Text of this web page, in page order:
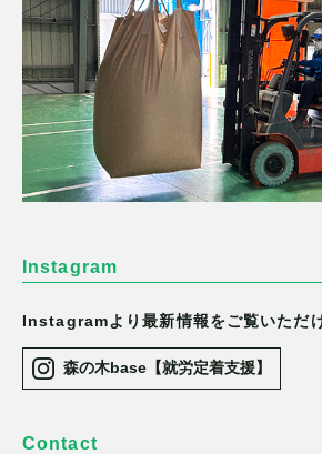
Instagram
Instagramより最新情報をご覧いただけ
森の木base【就労定着支援】
Contact